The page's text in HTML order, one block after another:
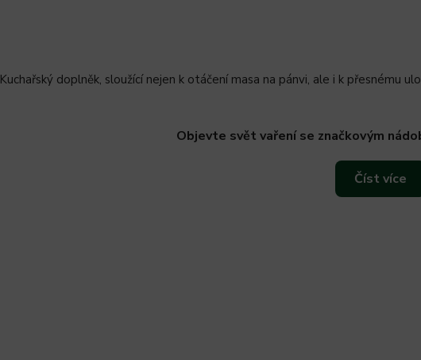
Kuchařský doplněk, sloužící nejen k otáčení masa na pánvi, ale i k přesnému
Objevte svět vaření se značkovým
Číst více